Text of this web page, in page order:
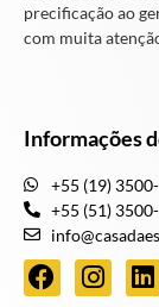
precificação ao
com muita
Informações
+55 (19)
+55 (51)